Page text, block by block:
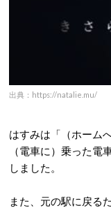
出典：https://natalie.mu/
はすみは「（ホーム
（電車に）乗った
しました。
また、元の駅に戻る